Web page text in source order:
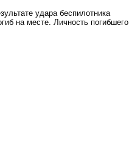
удара беспилотника
на месте. Личность погибшего